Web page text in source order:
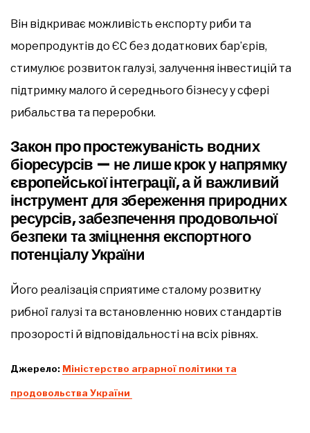
Він відкриває можливість експорту риби та
морепродуктів до ЄС без додаткових бар’єрів,
стимулює розвиток галузі, залучення інвестицій та
підтримку малого й середнього бізнесу у сфері
рибальства та переробки.
Закон про простежуваність водних
біоресурсів — не лише крок у напрямку
європейської інтеграції, а й важливий
інструмент для збереження природних
ресурсів, забезпечення продовольчої
безпеки та зміцнення експортного
потенціалу України
Його реалізація сприятиме сталому розвитку
рибної галузі та встановленню нових стандартів
прозорості й відповідальності на всіх рівнях.
Джерело: Міністерство аграрної політики та
продовольства України